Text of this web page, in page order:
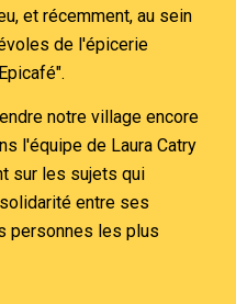
et récemment, au sein
de l'épicerie
notre village encore
l'équipe de Laura Catry
sur les sujets qui
entre ses
personnes les plus